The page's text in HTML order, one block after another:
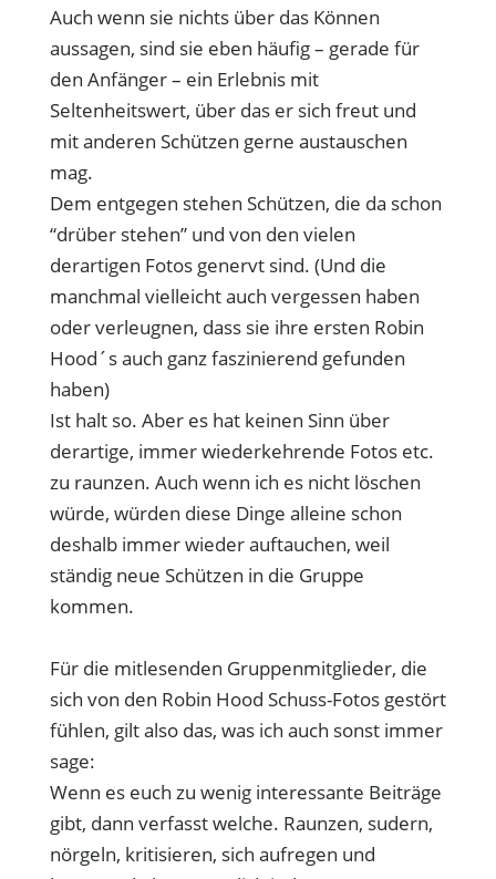
Auch wenn sie nichts über das Können
aussagen, sind sie eben häufig – gerade für
den Anfänger – ein Erlebnis mit
Seltenheitswert, über das er sich freut und
mit anderen Schützen gerne austauschen
mag.
Dem entgegen stehen Schützen, die da schon
“drüber stehen” und von den vielen
derartigen Fotos genervt sind. (Und die
manchmal vielleicht auch vergessen haben
oder verleugnen, dass sie ihre ersten Robin
Hood´s auch ganz faszinierend gefunden
haben)
Ist halt so. Aber es hat keinen Sinn über
derartige, immer wiederkehrende Fotos etc.
zu raunzen. Auch wenn ich es nicht löschen
würde, würden diese Dinge alleine schon
deshalb immer wieder auftauchen, weil
ständig neue Schützen in die Gruppe
kommen.
Für die mitlesenden Gruppenmitglieder, die
sich von den Robin Hood Schuss-Fotos gestört
fühlen, gilt also das, was ich auch sonst immer
sage:
Wenn es euch zu wenig interessante Beiträge
gibt, dann verfasst welche. Raunzen, sudern,
nörgeln, kritisieren, sich aufregen und